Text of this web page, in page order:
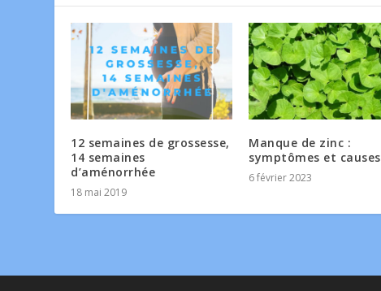
12 semaines de grossesse,
14 semaines
d’aménorrhée
18 mai 2019
Manque de zinc :
symptômes et causes
6 février 2023